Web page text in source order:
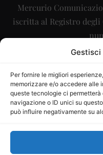
Gestisci
Per fornire le migliori
memorizzare e/o accedere alle
queste tecnologie ci
navigazione o ID unici su
può influire negativamente su
Mercurio
iscritta al Registro
Sito gestito daLa